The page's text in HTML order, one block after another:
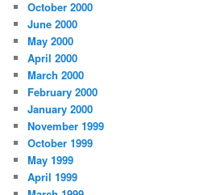
October 2000
June 2000
May 2000
April 2000
March 2000
February 2000
January 2000
November 1999
October 1999
May 1999
April 1999